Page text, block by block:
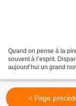
Quand on pense à la
souvent à l’esprit.
aujourd’hui un grand
< Page